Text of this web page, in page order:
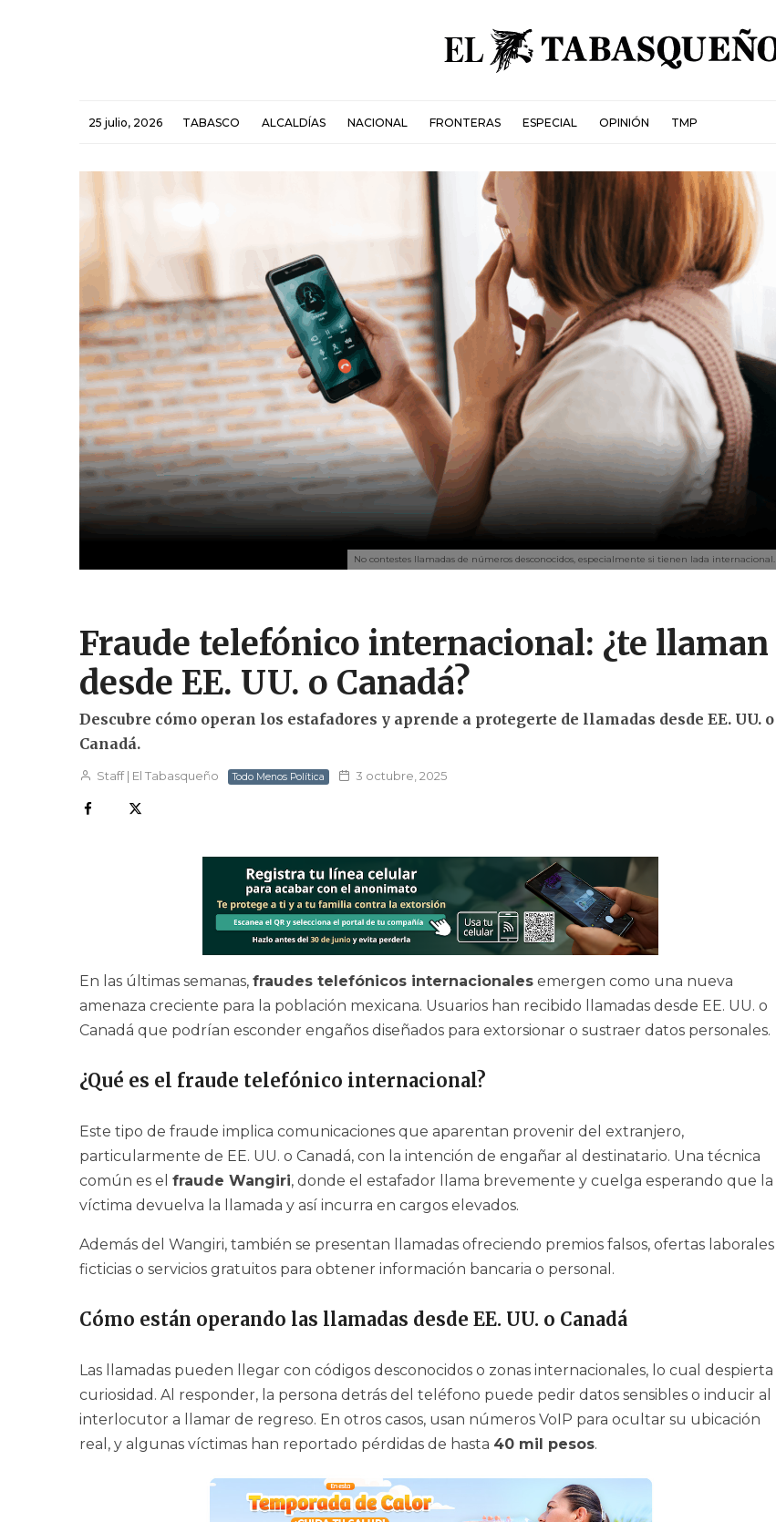
25 julio, 2026 TABASCO ALCALDÍAS NACIONAL FRONTERAS ESPECIAL OPINIÓN TMP
No contestes llamadas de números desconocidos, especialmente si tienen lada internacional.
Fraude telefónico internacional: ¿te llaman
desde EE. UU. o Canadá?
Descubre cómo operan los estafadores y aprende a protegerte de llamadas desde EE. UU. o
Canadá.
Staff | El Tabasqueño Todo Menos Política 3 octubre, 2025
En las últimas semanas, fraudes telefónicos internacionales emergen como una nueva
amenaza creciente para la población mexicana. Usuarios han recibido llamadas desde EE. UU. o
Canadá que podrían esconder engaños diseñados para extorsionar o sustraer datos personales.
¿Qué es el fraude telefónico internacional?
Este tipo de fraude implica comunicaciones que aparentan provenir del extranjero,
particularmente de EE. UU. o Canadá, con la intención de engañar al destinatario. Una técnica
común es el fraude Wangiri, donde el estafador llama brevemente y cuelga esperando que la
víctima devuelva la llamada y así incurra en cargos elevados.
Además del Wangiri, también se presentan llamadas ofreciendo premios falsos, ofertas laborales
ficticias o servicios gratuitos para obtener información bancaria o personal.
Cómo están operando las llamadas desde EE. UU. o Canadá
Las llamadas pueden llegar con códigos desconocidos o zonas internacionales, lo cual despierta
curiosidad. Al responder, la persona detrás del teléfono puede pedir datos sensibles o inducir al
interlocutor a llamar de regreso. En otros casos, usan números VoIP para ocultar su ubicación
real, y algunas víctimas han reportado pérdidas de hasta 40 mil pesos.